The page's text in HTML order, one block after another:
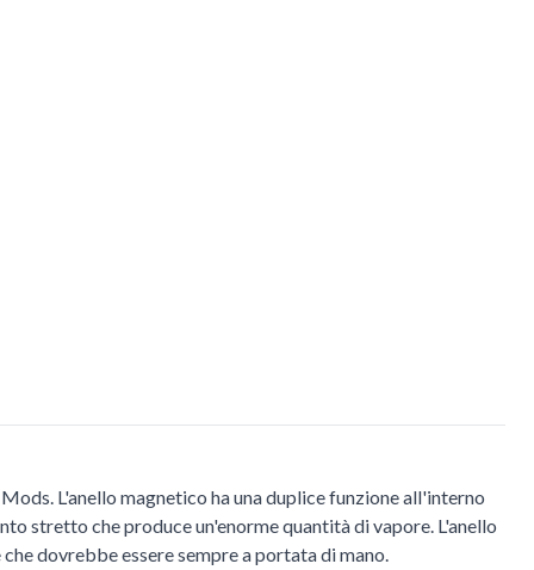
L'anello magnetico ha una duplice funzione all'interno
stretto che produce un'enorme quantità di vapore. L'anello
dovrebbe essere sempre a portata di mano.